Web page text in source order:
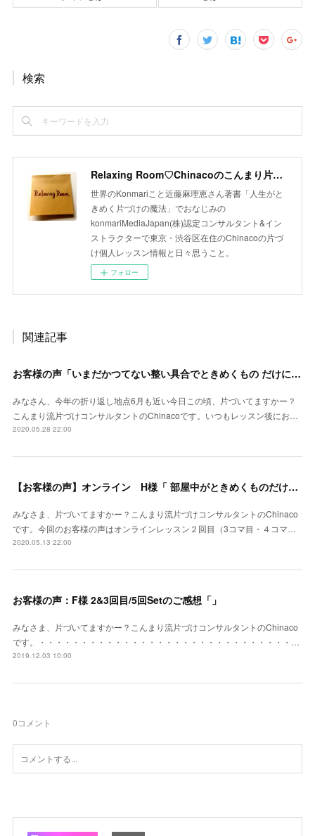
検索
Relaxing Room♡Chinacoのこんまり片づけLesson
世界のKonmariこと近藤麻理恵さん著書「人生がと
きめく片づけの魔法」でおなじみの
konmariMediaJapan(株)認定コンサルタント&イン
ストラクターで東京・渋谷区在住のChinacoの片づ
け個人レッスン情報と日々思うこと。
フォロー
関連記事
お客様の声「いまだかつてない整い具合でときめくもの だけにも囲まれて、、」
みなさん、今年の折り返し地点6月も近い今日この頃、片づいてますかー？
こんまり流片づけコンサルタントのChinacoです。いつもレッスン後にお…
2020.05.28 22:00
【お客様の声】オンライン H様「 部屋中がときめくものだけになって、本当に文字どおりときめくお部屋になっていく」
みなさま、片づいてますかー？こんまり流片づけコンサルタントのChinaco
です。今回のお客様の声はオンラインレッスン２回目（3コマ目・４コマ…
2020.05.13 22:00
お客様の声：F様 2&3回目/5回Setのご感想「」
みなさま、片づいてますかー？こんまり流片づけコンサルタントのChinaco
です。・・・・・・・・・・・・・・・・・・・・・・・・・・・・・・…
2019.12.03 10:00
0コメント